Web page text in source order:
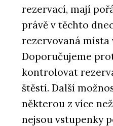
rezervací, mají
právě v těchto
rezervovaná místa
Doporučujeme
kontrolovat
štěstí. Další
některou z více
nejsou vstupenky